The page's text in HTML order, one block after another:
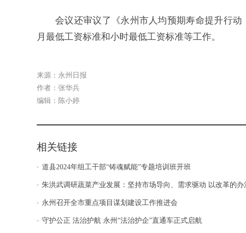
会议还审议了《永州市人均预期寿命提升行
月最低工资标准和小时最低工资标准等工作。
来源：永州日报
作者：张华兵
编辑：陈小婷
相关链接
道县2024年组工干部“铸魂赋能”专题培训班开班
朱洪武调研蔬菜产业发展：坚持市场导向、需求驱动 以改革的
永州召开全市重点项目谋划建设工作推进会
守护公正 法治护航 永州“法治护企”直通车正式启航